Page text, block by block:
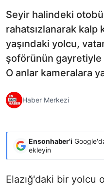
Seyir halindeki
rahatsızlanarak kalp
yaşındaki yolcu,
şoförünün
O anlar kameralara
Haber Merkezi
Ensonhaber'i
ekleyin
Elazığ'daki bir yolcu